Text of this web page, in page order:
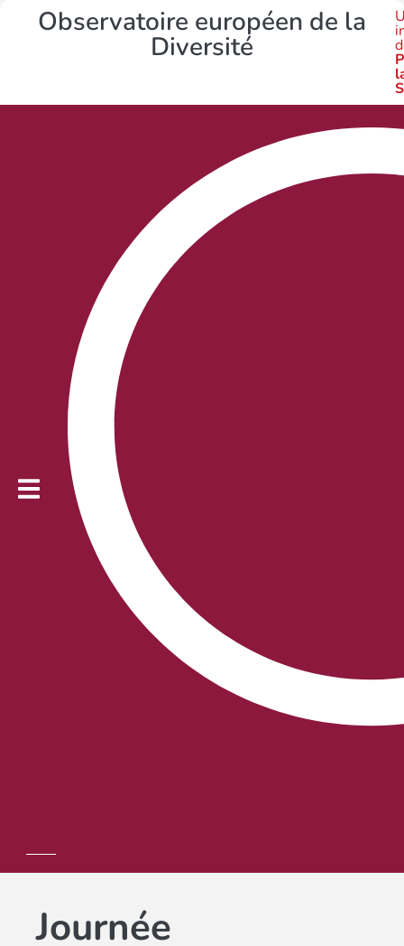
Observatoire européen de la
Diversité
Journée